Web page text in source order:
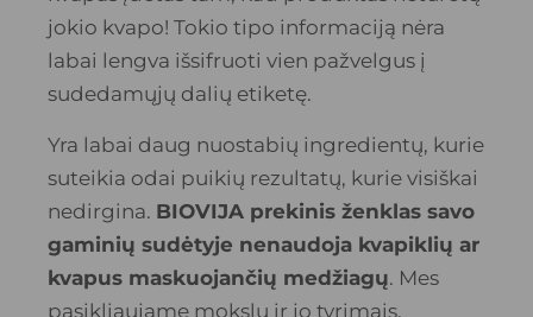
jokio kvapo! Tokio tipo informaciją nėra
labai lengva išsifruoti vien pažvelgus į
sudedamųjų dalių etiketę.
Yra labai daug nuostabių ingredientų, kurie
suteikia odai puikių rezultatų, kurie visiškai
nedirgina. BIOVIJA prekinis ženklas savo
gaminių sudėtyje nenaudoja kvapiklių ar
kvapus maskuojančių medžiagų. Mes
pasikliaujame mokslu ir jo tyrimais,